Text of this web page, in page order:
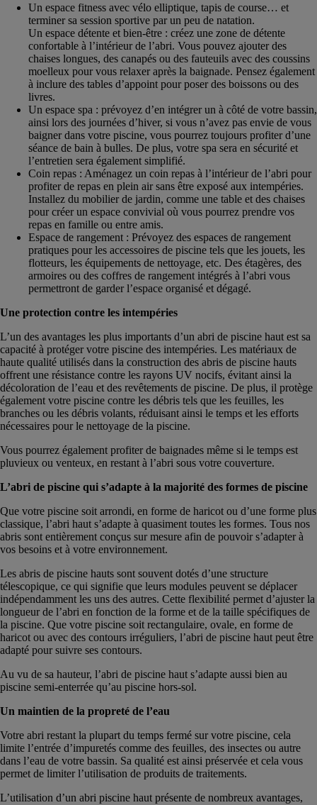
Un espace fitness avec vélo elliptique, tapis de course… et
terminer sa session sportive par un peu de natation.
Un espace détente et bien-être : créez une zone de détente
confortable à l’intérieur de l’abri. Vous pouvez ajouter des
chaises longues, des canapés ou des fauteuils avec des coussins
moelleux pour vous relaxer après la baignade. Pensez également
à inclure des tables d’appoint pour poser des boissons ou des
livres.
Un espace spa : prévoyez d’en intégrer un à côté de votre bassin,
ainsi lors des journées d’hiver, si vous n’avez pas envie de vous
baigner dans votre piscine, vous pourrez toujours profiter d’une
séance de bain à bulles. De plus, votre spa sera en sécurité et
l’entretien sera également simplifié.
Coin repas : Aménagez un coin repas à l’intérieur de l’abri pour
profiter de repas en plein air sans être exposé aux intempéries.
Installez du mobilier de jardin, comme une table et des chaises
pour créer un espace convivial où vous pourrez prendre vos
repas en famille ou entre amis.
Espace de rangement : Prévoyez des espaces de rangement
pratiques pour les accessoires de piscine tels que les jouets, les
flotteurs, les équipements de nettoyage, etc. Des étagères, des
armoires ou des coffres de rangement intégrés à l’abri vous
permettront de garder l’espace organisé et dégagé.
Une protection contre les intempéries
L’un des avantages les plus importants d’un abri de piscine haut est sa
capacité à protéger votre piscine des intempéries. Les matériaux de
haute qualité utilisés dans la construction des abris de piscine hauts
offrent une résistance contre les rayons UV nocifs, évitant ainsi la
décoloration de l’eau et des revêtements de piscine. De plus, il protège
également votre piscine contre les débris tels que les feuilles, les
branches ou les débris volants, réduisant ainsi le temps et les efforts
nécessaires pour le nettoyage de la piscine.
Vous pourrez également profiter de baignades même si le temps est
pluvieux ou venteux, en restant à l’abri sous votre couverture.
L’abri de piscine qui s’adapte à la majorité des formes de piscine
Que votre piscine soit arrondi, en forme de haricot ou d’une forme plus
classique, l’abri haut s’adapte à quasiment toutes les formes. Tous nos
abris sont entièrement conçus sur mesure afin de pouvoir s’adapter à
vos besoins et à votre environnement.
Les abris de piscine hauts sont souvent dotés d’une structure
télescopique, ce qui signifie que leurs modules peuvent se déplacer
indépendamment les uns des autres. Cette flexibilité permet d’ajuster la
longueur de l’abri en fonction de la forme et de la taille spécifiques de
la piscine. Que votre piscine soit rectangulaire, ovale, en forme de
haricot ou avec des contours irréguliers, l’abri de piscine haut peut être
adapté pour suivre ses contours.
Au vu de sa hauteur, l’abri de piscine haut s’adapte aussi bien au
piscine semi-enterrée qu’au piscine hors-sol.
Un maintien de la propreté de l’eau
Votre abri restant la plupart du temps fermé sur votre piscine, cela
limite l’entrée d’impuretés comme des feuilles, des insectes ou autre
dans l’eau de votre bassin. Sa qualité est ainsi préservée et cela vous
permet de limiter l’utilisation de produits de traitements.
L’utilisation d’un abri piscine haut présente de nombreux avantages,